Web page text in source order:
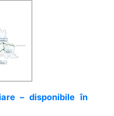
– disponibile în